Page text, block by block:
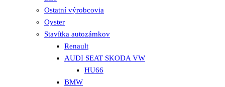
Ostatní výrobcovia
Oyster
Stavítka autozámkov
Renault
AUDI SEAT SKODA VW
HU66
BMW